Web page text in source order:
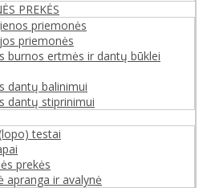
PREKĖS
priemonės
priemonės
burnos ertmės ir dantų būklei
dantų balinimui
dantų stiprinimui
testai
prekės
apranga ir avalynė